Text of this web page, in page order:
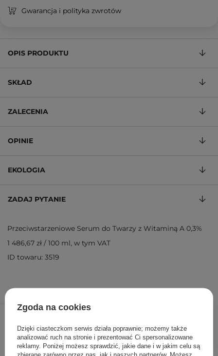
223,00 zł /szt.
DODAJ DO KOSZYKA
Gwarancja i polityka zwrotów
OPIS PRODUKTU
SKŁAD
ZALECENIA
OPINIE
EKOLOGIA
ZADAJ PYTANIE
Przeciwstarzeniowe Serum do Twarzy z Witaminą A 0,3%
1 486,67 zł / 100 ml, w tym VAT
ID towaru: 3519
Zgoda na cookies
Dzięki ciasteczkom serwis działa poprawnie; możemy także
analizować ruch na stronie i prezentować Ci spersonalizowane
reklamy. Poniżej możesz sprawdzić, jakie dane i w jakim celu są
zbierane zarówno przez nas, jak i naszych partnerów. Możesz